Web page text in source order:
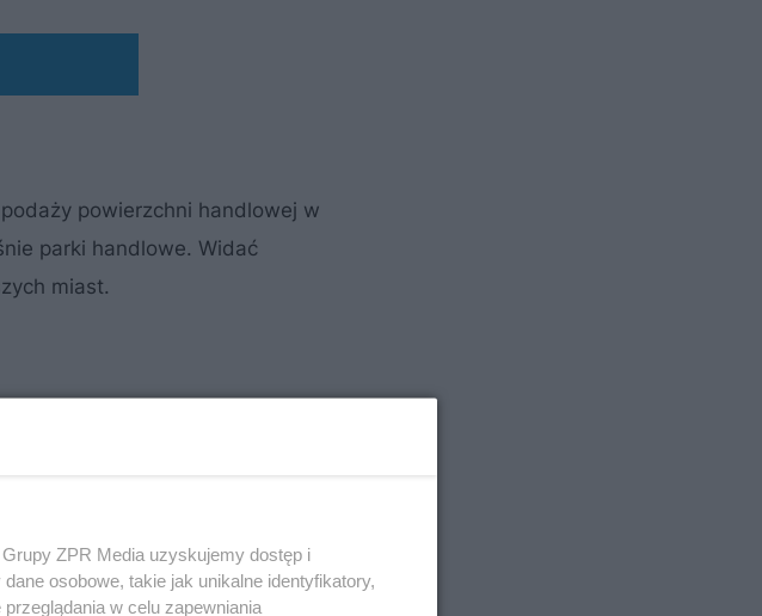
powierzchni handlowej w
parki handlowe. Widać
miast.
ZPR Media uzyskujemy dostęp i
osobowe, takie jak unikalne identyfikatory,
w celu zapewniania